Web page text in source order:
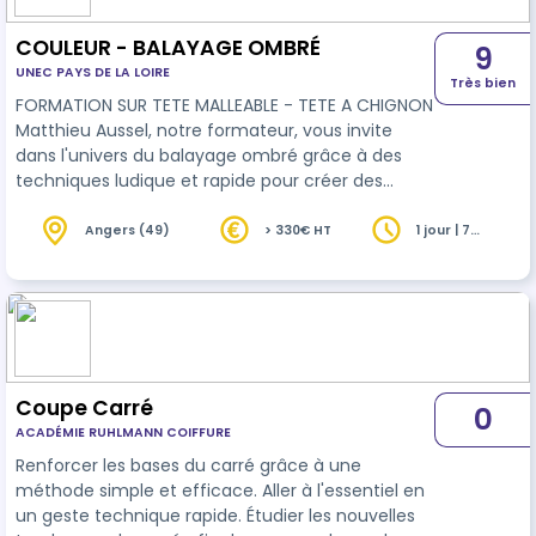
COULEUR - BALAYAGE OMBRÉ
UNEC PAYS DE LA LOIRE
FORMATION SUR TETE MALLEABLE - TETE A CHIGNON
Matthieu Aussel, notre formateur, vous invite
dans l'univers du balayage ombré grâce à des
techniques ludique et rapide pour créer des
formation affiché est de 330€ pour les adhérents
charge OPCO EP et FAFCEA . La prise en charge de
l'OPCO EP est de 175€ /jour et de 245€/jour pour
9
Très bien
Angers (49) > 330€ HT
1 jour | 7
Coupe Carré
ACADÉMIE RUHLMANN COIFFURE
Renforcer les bases du carré grâce à une
méthode simple et efficace. Aller à l'essentiel en
un geste technique rapide. Étudier les nouvelles
0